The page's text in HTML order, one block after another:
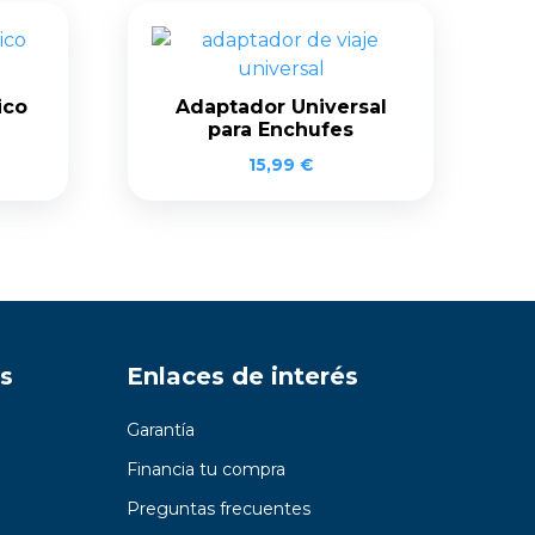
Adaptador Universal
para Enchufes
15,99 €
Enlaces de interés
Garantía
Financia tu compra
Preguntas frecuentes